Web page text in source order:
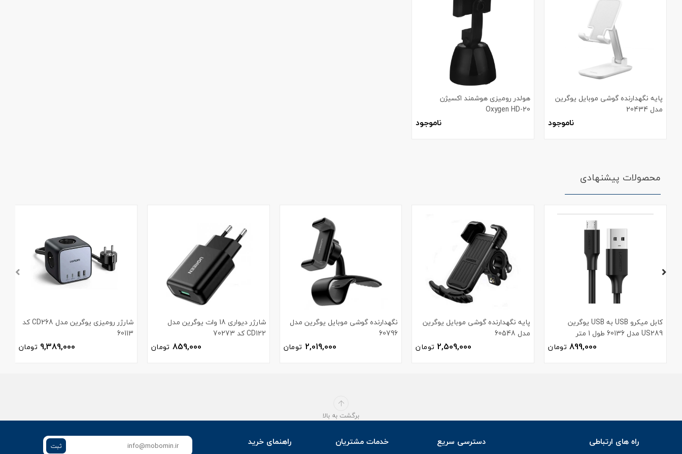
پایه نگهدارنده گوشی موبایل یوگرین
مدل 20434
ناموجود
هولدر رومیزی هوشمند اکسیژن
Oxygen HD-20
ناموجود
محصولات پیشنهادی
کابل میکرو USB به USB یوگرین
US289 مدل 60136 طول 1 متر
899,000 تومان
پایه نگهدارنده گوشی موبایل یوگرین
مدل 60548
2,509,000 تومان
نگهدارنده گوشی موبایل یوگرین مدل
60796
2,019,000 تومان
شارژر دیواری 18 وات یوگرین مدل
CD122 کد 70273
859,000 تومان
شارژر رومیزی یوگرین مدل CD268 کد
60113
9,389,000 تومان
برگشت به بالا
راه های ارتباطی
دسترسی سریع خدمات مشتریان راهنمای خرید ثبت